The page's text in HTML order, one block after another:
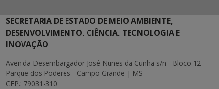
SECRETARIA DE ESTADO DE MEIO AMBIENTE,
DESENVOLVIMENTO, CIÊNCIA, TECNOLOGIA E
INOVAÇÃO
Avenida Desembargador José Nunes da Cunha s/n - Bloco 12
Parque dos Poderes - Campo Grande | MS
CEP.: 79031-310